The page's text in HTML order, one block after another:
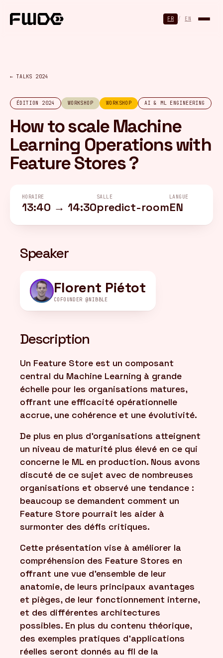
FR / EN
/ EN
← TALKS 2024
ÉDITION 2024 WORKSHOP WORKSHOP AI & ML ENGINEERING
How to scale Machine
Learning Operations with
Feature Stores ?
HORAIRE
13:40 → 14:30
SALLE
predict-room
LANGUE
EN
Speaker
Florent Piétot
COFOUNDER @NIBBLE
Description
Un Feature Store est un composant
central du Machine Learning à grande
échelle pour les organisations matures,
offrant une efficacité opérationnelle
accrue, une cohérence et une évolutivité.
De plus en plus d'organisations atteignent
un niveau de maturité plus élevé en ce qui
concerne le ML en production. Nous avons
discuté de ce sujet avec de nombreuses
organisations et observé une tendance :
beaucoup se demandent comment un
Feature Store pourrait les aider à
surmonter des défis critiques.
Cette présentation vise à améliorer la
compréhension des Feature Stores en
offrant une vue d'ensemble de leur
anatomie, de leurs principaux avantages
et pièges, de leur fonctionnement interne,
et des différentes architectures
possibles. En plus du contenu théorique,
des exemples pratiques d'applications
réelles seront donnés au fil de la